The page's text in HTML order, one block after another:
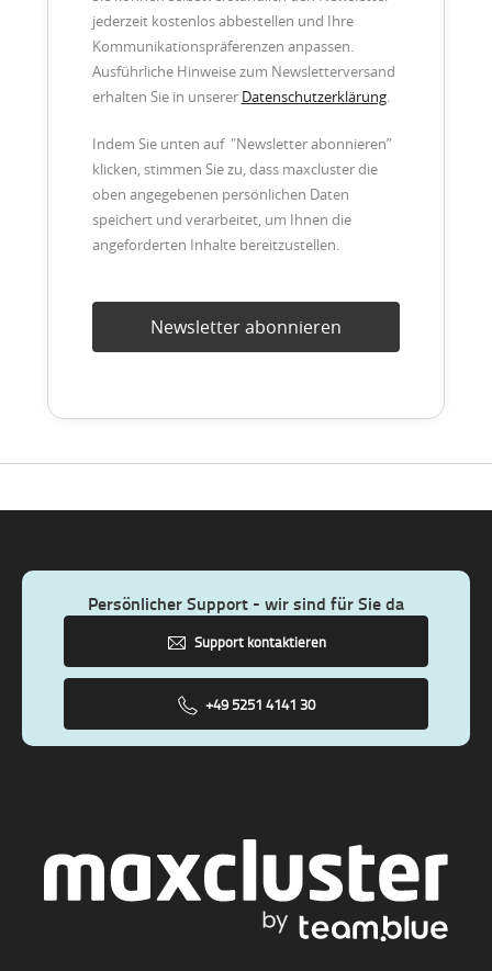
jederzeit kostenlos abbestellen und Ihre
Kommunikationspräferenzen anpassen.
Ausführliche Hinweise zum Newsletterversand
erhalten Sie in unserer Datenschutzerklärung.
Indem Sie unten auf "Newsletter abonnieren”
klicken, stimmen Sie zu, dass maxcluster die
oben angegebenen persönlichen Daten
speichert und verarbeitet, um Ihnen die
angeforderten Inhalte bereitzustellen.
Persönlicher Support - wir sind für Sie da
Support kontaktieren
+49 5251 4141 30